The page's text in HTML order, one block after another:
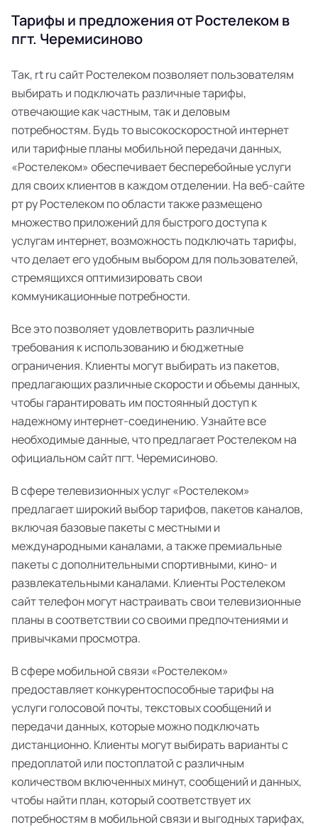
Тарифы и предложения от Ростелеком в
пгт. Черемисиново
Так, rt ru сайт Ростелеком позволяет пользователям
выбирать и подключать различные тарифы,
отвечающие как частным, так и деловым
потребностям. Будь то высокоскоростной интернет
или тарифные планы мобильной передачи данных,
«Ростелеком» обеспечивает бесперебойные услуги
для своих клиентов в каждом отделении. На веб-сайте
рт ру Ростелеком по области также размещено
множество приложений для быстрого доступа к
услугам интернет, возможность подключать тарифы,
что делает его удобным выбором для пользователей,
стремящихся оптимизировать свои
коммуникационные потребности.
Все это позволяет удовлетворить различные
требования к использованию и бюджетные
ограничения. Клиенты могут выбирать из пакетов,
предлагающих различные скорости и объемы данных,
чтобы гарантировать им постоянный доступ к
надежному интернет-соединению. Узнайте все
необходимые данные, что предлагает Ростелеком на
официальном сайт пгт. Черемисиново.
В сфере телевизионных услуг «Ростелеком»
предлагает широкий выбор тарифов, пакетов каналов,
включая базовые пакеты с местными и
международными каналами, а также премиальные
пакеты с дополнительными спортивными, кино- и
развлекательными каналами. Клиенты Ростелеком
сайт телефон могут настраивать свои телевизионные
планы в соответствии со своими предпочтениями и
привычками просмотра.
В сфере мобильной связи «Ростелеком»
предоставляет конкурентоспособные тарифы на
услуги голосовой почты, текстовых сообщений и
передачи данных, которые можно подключать
дистанционно. Клиенты могут выбирать варианты с
предоплатой или постоплатой с различным
количеством включенных минут, сообщений и данных,
чтобы найти план, который соответствует их
потребностям в мобильной связи и выгодных тарифах,